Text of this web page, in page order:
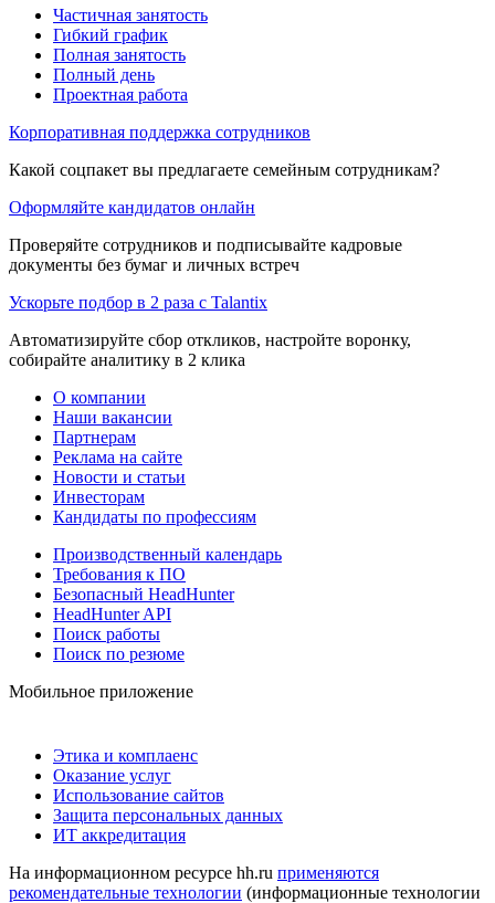
Частичная занятость
Гибкий график
Полная занятость
Полный день
Проектная работа
Корпоративная поддержка сотрудников
Какой соцпакет вы предлагаете семейным сотрудникам?
Оформляйте кандидатов онлайн
Проверяйте сотрудников и подписывайте кадровые
документы без бумаг и личных встреч
Ускорьте подбор в 2 раза с Talantix
Автоматизируйте сбор откликов, настройте воронку,
собирайте аналитику в 2 клика
О компании
Наши вакансии
Партнерам
Реклама на сайте
Новости и статьи
Инвесторам
Кандидаты по профессиям
Производственный календарь
Требования к ПО
Безопасный HeadHunter
HeadHunter API
Поиск работы
Поиск по резюме
Мобильное приложение
Этика и комплаенс
Оказание услуг
Использование сайтов
Защита персональных данных
ИТ аккредитация
На информационном ресурсе hh.ru применяются
рекомендательные технологии (информационные технологии